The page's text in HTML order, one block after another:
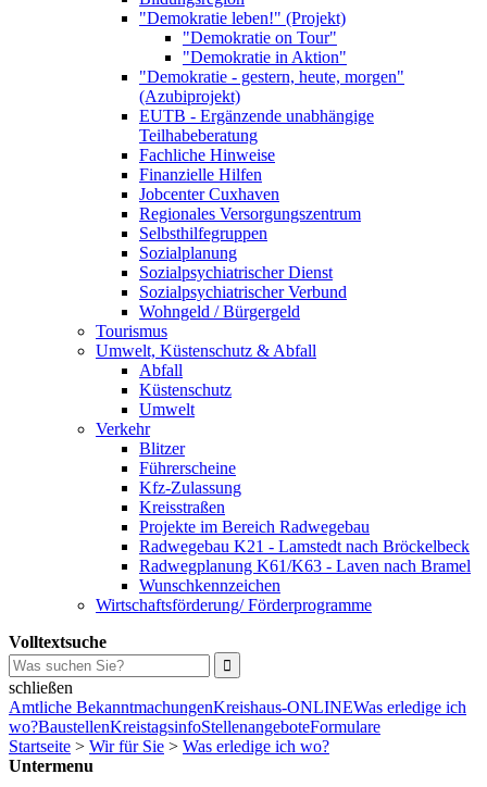
"Demokratie leben!" (Projekt)
"Demokratie on Tour"
"Demokratie in Aktion"
"Demokratie - gestern, heute, morgen"
(Azubiprojekt)
EUTB - Ergänzende unabhängige
Teilhabeberatung
Fachliche Hinweise
Finanzielle Hilfen
Jobcenter Cuxhaven
Regionales Versorgungszentrum
Selbsthilfegruppen
Sozialplanung
Sozialpsychiatrischer Dienst
Sozialpsychiatrischer Verbund
Wohngeld / Bürgergeld
Tourismus
Umwelt, Küstenschutz & Abfall
Abfall
Küstenschutz
Umwelt
Verkehr
Blitzer
Führerscheine
Kfz-Zulassung
Kreisstraßen
Projekte im Bereich Radwegebau
Radwegebau K21 - Lamstedt nach Bröckelbeck
Radwegplanung K61/K63 - Laven nach Bramel
Wunschkennzeichen
Wirtschaftsförderung/ Förderprogramme
Volltextsuche
schließen
Amtliche BekanntmachungenKreishaus-ONLINEWas erledige ich
wo?BaustellenKreistagsinfoStellenangeboteFormulare
Startseite > Wir für Sie > Was erledige ich wo?
Untermenu